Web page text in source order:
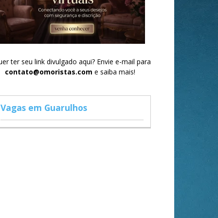
ter seu link divulgado aqui? Envie e-mail para
contato@omoristas.com e saiba mais!
Vagas em Guarulhos